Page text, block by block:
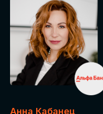
Анна Кабанец
СТОИМОСТЬ
УЧАСТИЯ